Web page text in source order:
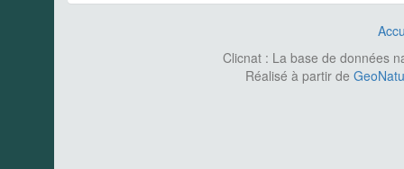
Clicnat : La base de données
Réalisé à partir de